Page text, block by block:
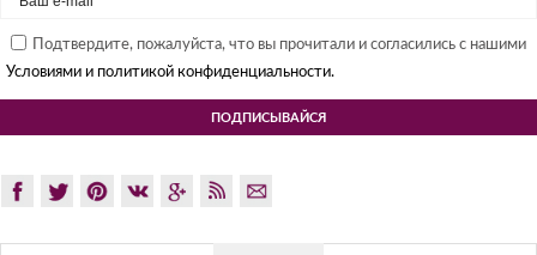
Подтвердите, пожалуйста, что вы прочитали и согласились с нашими
Условиями и политикой конфиденциальности.